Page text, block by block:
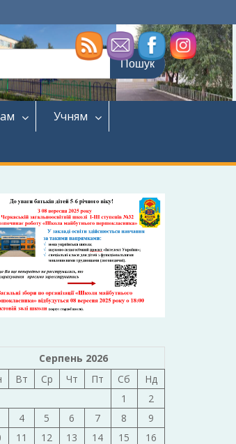
Учням
Серпень 2026
Вт Ср Чт Пт Сб
Нд
1
2
4 5 6 7 8
9
11 12 13 14 15
16